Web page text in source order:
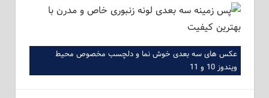
عکس های سه بعدی خوش نما و دلچسب مخصوص محیط
ویندوز 10 و 11